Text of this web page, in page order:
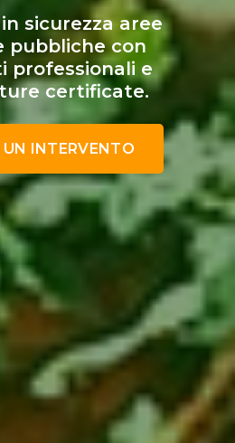
sicurezza aree
pubbliche con
professionali e
certificate.
UN INTERVENTO